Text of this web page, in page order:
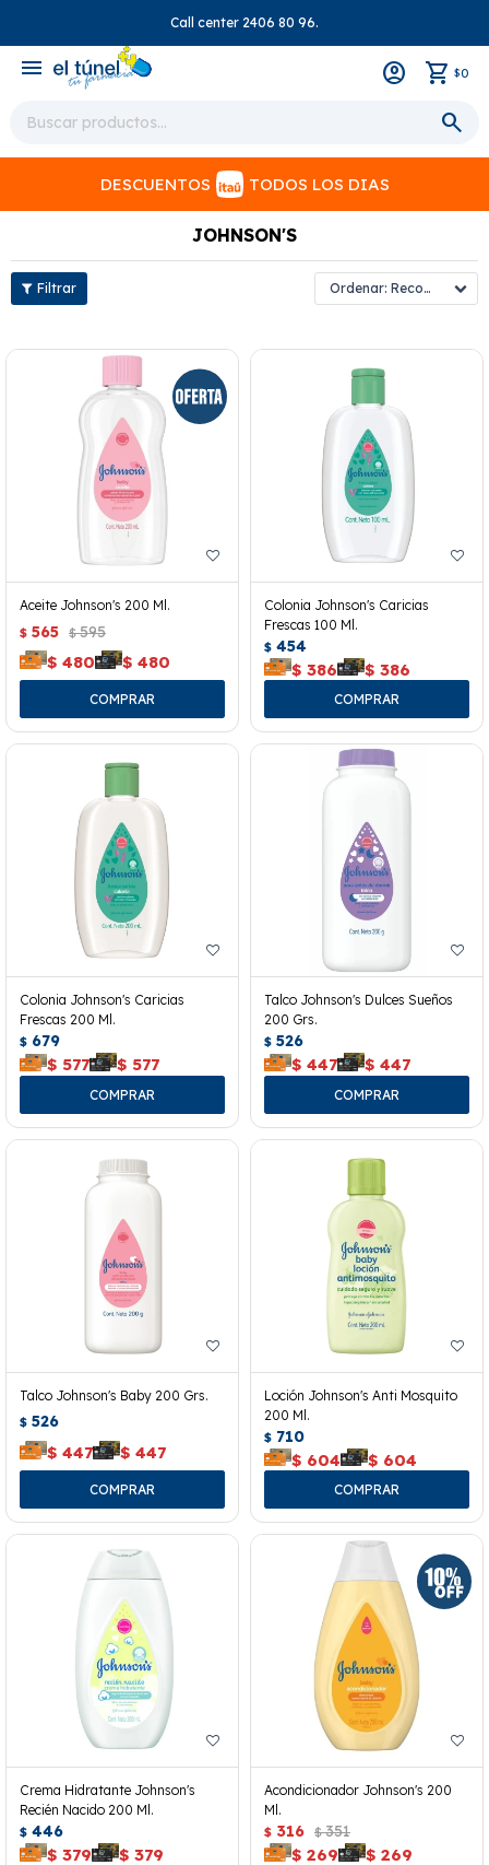
Call center 2406 80 96.
menu $0
DESCUENTOS TODOS LOS DIAS
JOHNSON'S
Recomendados
Aceite Johnson's 200 Ml.
$ 565 $ 595
$ 480 $ 480
Colonia Johnson's Caricias
Frescas 100 Ml.
$ 454
$ 386 $ 386
Colonia Johnson's Caricias
Frescas 200 Ml.
$ 679
$ 577 $ 577
Talco Johnson's Dulces Sueños
200 Grs.
$ 526
$ 447 $ 447
Talco Johnson's Baby 200 Grs.
$ 526
$ 447 $ 447
Loción Johnson's Anti Mosquito
200 Ml.
$ 710
$ 604 $ 604
Crema Hidratante Johnson's
Recién Nacido 200 Ml.
$ 446
$ 379 $ 379
Acondicionador Johnson's 200
Ml.
$ 316 $ 351
$ 269 $ 269
close